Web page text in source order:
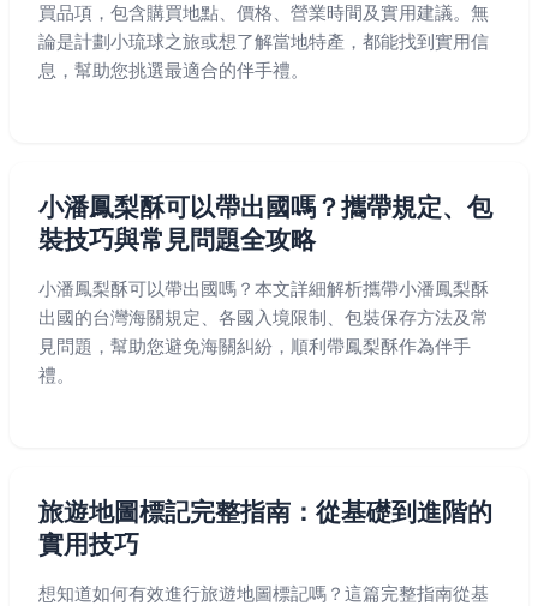
買品項，包含購買地點、價格、營業時間及實用建議。無
論是計劃小琉球之旅或想了解當地特產，都能找到實用信
息，幫助您挑選最適合的伴手禮。
小潘鳳梨酥可以帶出國嗎？攜帶規定、包
裝技巧與常見問題全攻略
小潘鳳梨酥可以帶出國嗎？本文詳細解析攜帶小潘鳳梨酥
出國的台灣海關規定、各國入境限制、包裝保存方法及常
見問題，幫助您避免海關糾紛，順利帶鳳梨酥作為伴手
禮。
旅遊地圖標記完整指南：從基礎到進階的
實用技巧
想知道如何有效進行旅遊地圖標記嗎？這篇完整指南從基